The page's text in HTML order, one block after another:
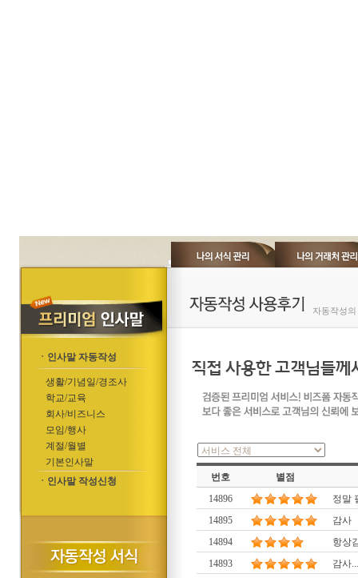
ㆍ인사말 자동작성
생활/기념일/경조사
학교/교육
회사/비즈니스
모임/행사
계절/월별
기본인사말
ㆍ인사말 작성신청
자동작성
번호
별점
14896
정말
14895
감사
14894
항상
14893
감사